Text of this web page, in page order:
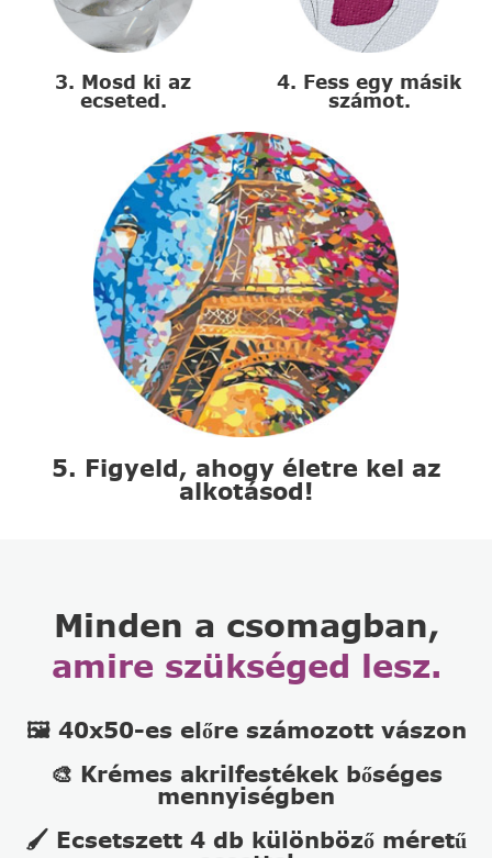
3. Mosd ki az
ecseted.
4. Fess egy másik
számot.
5. Figyeld, ahogy életre kel az
alkotásod!
Minden a csomagban,
amire szükséged lesz.
🖼️ 40x50-es előre számozott vászon
🎨 Krémes akrilfestékek bőséges
mennyiségben
🖌️ Ecsetszett 4 db különböző méretű